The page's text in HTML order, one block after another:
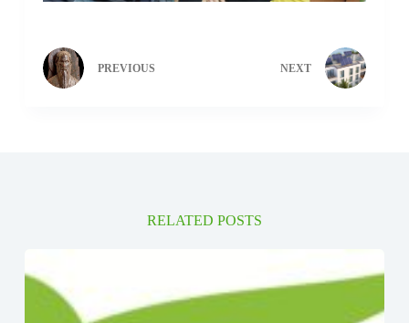
PREVIOUS NEXT
RELATED POSTS